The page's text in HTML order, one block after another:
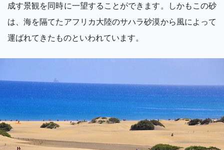
成す景観を同時に一望することができます。しかもこの砂
は、海を隔てたアフリカ大陸のサハラ砂漠から風によって
運ばれてきたものといわれています。